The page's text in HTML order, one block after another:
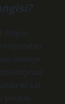
milyon
milyondan
üniteye
iki kat